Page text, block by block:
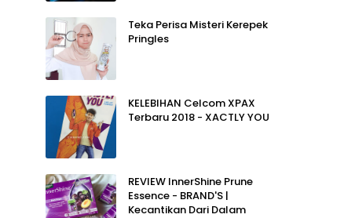
Teka Perisa Misteri Kerepek
Pringles
KELEBIHAN Celcom XPAX
Terbaru 2018 - XACTLY YOU
REVIEW InnerShine Prune
Essence - BRAND'S |
Kecantikan Dari Dalam